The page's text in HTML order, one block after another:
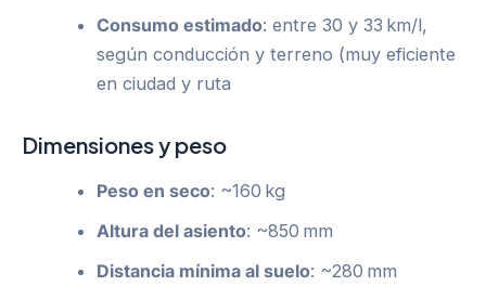
Consumo estimado: entre 30 y 33 km/l,
según conducción y terreno (muy eficiente
en ciudad y ruta
Dimensiones y peso
Peso en seco: ~160 kg
Altura del asiento: ~850 mm
Distancia mínima al suelo: ~280 mm